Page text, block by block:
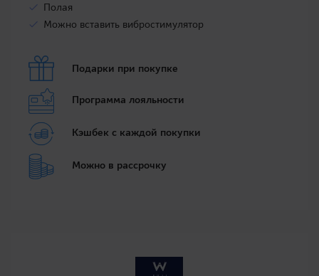
Полая
Можно вставить вибростимулятор
Подарки при покупке
Программа лояльности
Кэшбек с каждой покупки
Можно в рассрочку